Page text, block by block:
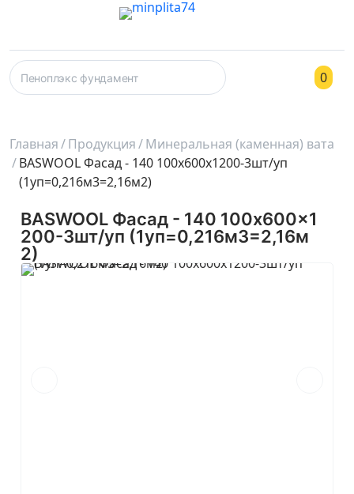
0
Главная Продукция
Минеральная (каменная) вата
BASWOOL Фасад - 140 100x600x1200-3шт/уп
(1уп=0,216м3=2,16м2)
BASWOOL Фасад - 140 100x600x1
200-3шт/уп (1уп=0,216м3=2,16м
2)